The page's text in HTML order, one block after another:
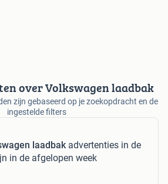
over Volkswagen laadbak
zijn gebaseerd op je zoekopdracht en de
ingestelde filters
laadbakadvertenties in de
in de afgelopen week